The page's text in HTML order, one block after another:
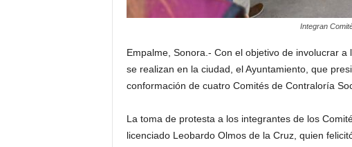
Integran
Empalme, Sonora.- Con el objetivo de involucrar
se realizan en la ciudad, el Ayuntamiento, que
conformación de cuatro Comités de Contraloría
La toma de protesta a los integrantes de los
licenciado Leobardo Olmos de la Cruz, quien